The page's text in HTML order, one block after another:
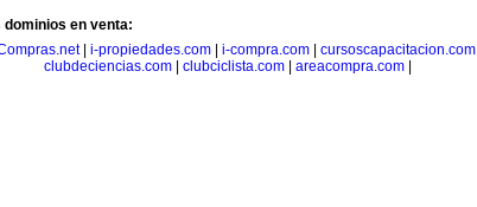
dominios en venta:
| i-propiedades.com| i-compra.com| cursoscapacitacion.com|
clubdeciencias.com
clubciclista.com areacompra.com